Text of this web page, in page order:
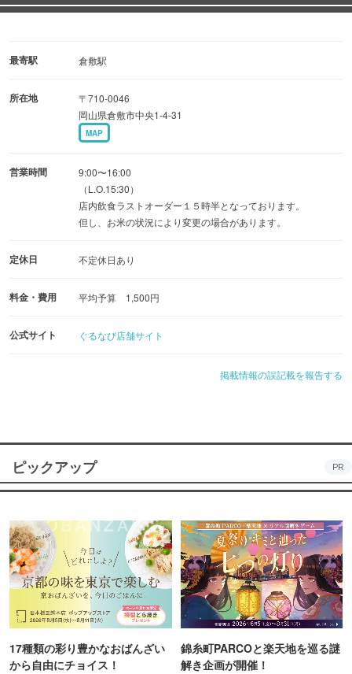
ら選べる贅沢なおにぎり。
1000円台と大満足の逸品です。
店内は、靴を脱いでゆったり寛げる、お座敷席となってお
窓越しに広がる美しい石庭を眺めながら、日常の喧騒を忘
れる至福の癒し時間をお過ごしいただけます。
最寄駅 倉敷駅
所在地
〒710-0046
岡山県倉敷市中央1-4-31
MAP
営業時間
9:00〜16:00
（L.O.15:30）
店内飲食ラストオーダー１５時半となっております。
但し、お米の状況により変更の場合があります。
定休日 不定休日あり
料金・費用 平均予算 1,500円
公式サイト ぐるなび店舗サイト
掲載情報の誤記載を報告する
ピックアップ PR
17種類の彩り豊かなおばんざい
から自由にチョイス！
錦糸町PARCOと楽天地を巡る謎
解き企画が開催！